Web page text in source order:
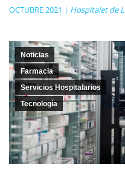
OCTUBRE 2021 | Hospitalet de
Noticias
Farmacia
Servicios Hospitalarios
Tecnología